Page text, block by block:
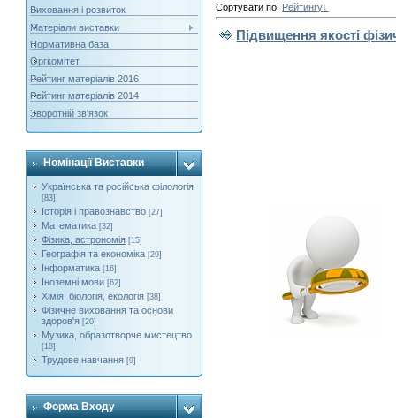
Виховання і розвиток
Матеріали виставки
Нормативна база
Оргкомітет
Рейтинг матеріалів 2016
Рейтинг матеріалів 2014
Зворотній зв'язок
Номінації Виставки
Українська та російська філологія
[83]
Історія і правознавство [27]
Математика [32]
Фізика, астрономія [15]
Географія та економіка [29]
Інформатика [16]
Іноземні мови [62]
Хімія, біологія, екологія [38]
Фізичне виховання та основи
здоров'я [20]
Музика, образотворче мистецтво
[18]
Трудове навчання [9]
Форма Входу
Сортувати по: Рейтингу
Підвищення якості